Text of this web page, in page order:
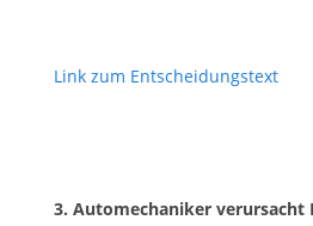
Link zum Entscheidungstext
3. Automechaniker verursacht